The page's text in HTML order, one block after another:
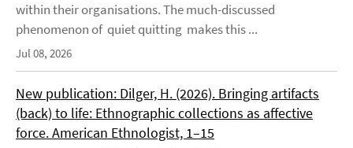
within their organisations. The much-discussed
phenomenon of quiet quitting makes this ...
Jul 08, 2026
New publication: Dilger, H. (2026). Bringing artifacts
(back) to life: Ethnographic collections as affective
force. American Ethnologist, 1–15